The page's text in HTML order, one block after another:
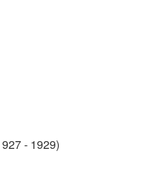
- 1929)